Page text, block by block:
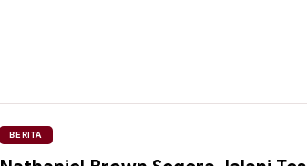
BERITA